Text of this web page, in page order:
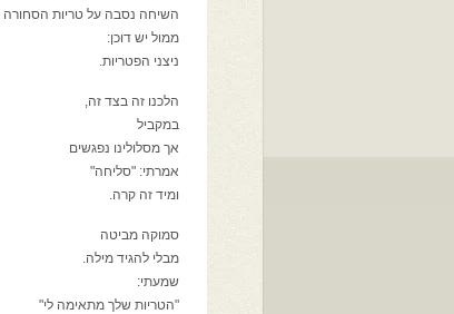
השיחה נסבה על טריות הסחורה
ממול יש דוכן:
ניצני הפטריות.
הלכנו זה בצד זה,
במקביל
אך מסלולינו נפגשים
אמרתי: "סליחה"
ומיד זה קרה.
סמוקה מביטה
מבלי להגיד מילה.
שמעתי:
"הטריות שלך מתאימה לי"